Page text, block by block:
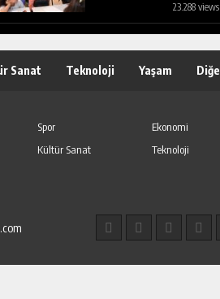
23.288
Sanat Teknoloji Yaşam
Spor
Ekonomi
Kültür Sanat
Teknoloji